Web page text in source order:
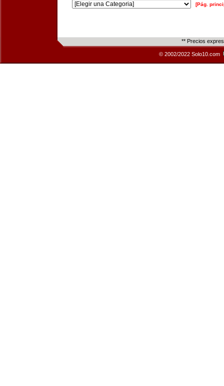
[Pág.
** Precios
© 2002/2022 Solo10.com